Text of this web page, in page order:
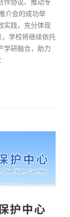
作协议、推动专
介会的成功举
实践，充分体现
，学校将继续依托
学研融合，助力